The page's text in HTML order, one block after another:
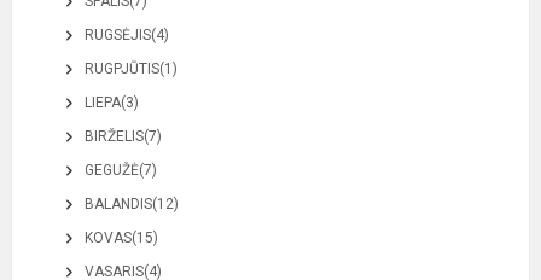
RUGSĖJIS(4)
RUGPJŪTIS(1)
LIEPA(3)
BIRŽELIS(7)
GEGUŽĖ(7)
BALANDIS(12)
KOVAS(15)
VASARIS(4)